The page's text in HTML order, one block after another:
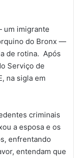
um imigrante
do Bronx —
de rotina. Após
Serviço de
na sigla em
criminais
a esposa e os
enfrentando
entendam que